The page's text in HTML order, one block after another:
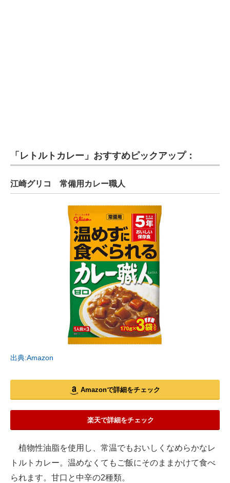
「レトルトカレー」おすすめピックアップ：
江崎グリコ 常備用カレー職人
出典:Amazon
Amazonで詳細をチェック
楽天で詳細をチェック
植物性油脂を使用し、常温でもおいしくなめらかなレ
トルトカレー。温めなくてもご飯にそのままかけて食べ
られます。甘口と中辛の2種類。